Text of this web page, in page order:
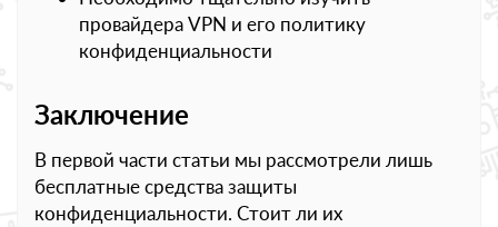
провайдера VPN и его политику
конфиденциальности
Заключение
В первой части статьи мы рассмотрели лишь
бесплатные средства защиты
конфиденциальности. Стоит ли их